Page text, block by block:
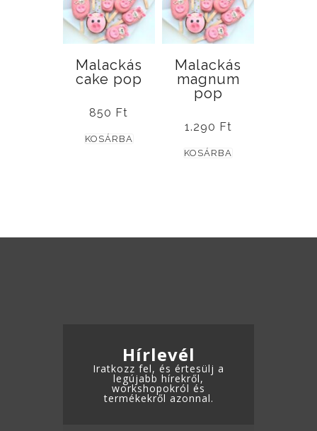
Malackás
cake pop
850 Ft
KOSÁRBA
Malackás
magnum
pop
1.290 Ft
KOSÁRBA
Hírlevél
Iratkozz fel, és értesülj a
legújabb hírekről,
workshopokról és
termékekről azonnal.